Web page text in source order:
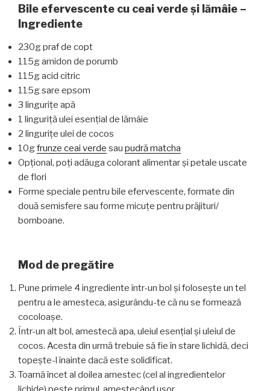
Bile efervescente cu ceai verde și lămâie –
Ingrediente
230g praf de copt
115g amidon de porumb
115g acid citric
115g sare epsom
3 lingurițe apă
1 linguriță ulei esențial de lămâie
2 lingurițe ulei de cocos
10gfrunze ceai verde sau pudră matcha
Opțional, poți adăuga colorant alimentar și petale uscate
de flori
Forme speciale pentru bile efervescente, formate din
două semisfere sau forme micuțe pentru prăjituri/
bomboane.
Mod de pregătire
Pune primele 4 ingrediente într-un bol și folosește un tel
pentru a le amesteca, asigurându-te că nu se formează
cocoloașe.
Într-un alt bol, amestecă apa, uleiul esențial și uleiul de
cocos. Acesta din urmă trebuie să fie în stare lichidă, deci
topește-l înainte dacă este solidificat.
Toarnă încet al doilea amestec (cel al ingredientelor